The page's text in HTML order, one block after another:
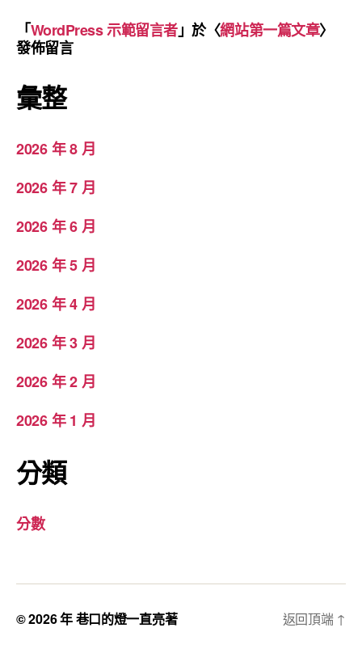
「WordPress 示範留言者」於〈網站第一篇文章〉
發佈留言
彙整
2026 年 8 月
2026 年 7 月
2026 年 6 月
2026 年 5 月
2026 年 4 月
2026 年 3 月
2026 年 2 月
2026 年 1 月
分類
分數
© 2026 年巷口的燈一直亮著 返回頂端 ↑